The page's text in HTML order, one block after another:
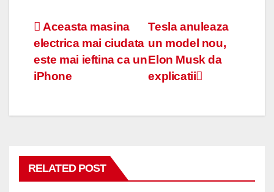
Navigare
în
articole
Tesla anuleaza
un model nou,
Elon Musk da
explicatii
Aceasta masina
electrica mai ciudata
este mai ieftina ca un
iPhone
RELATED POST